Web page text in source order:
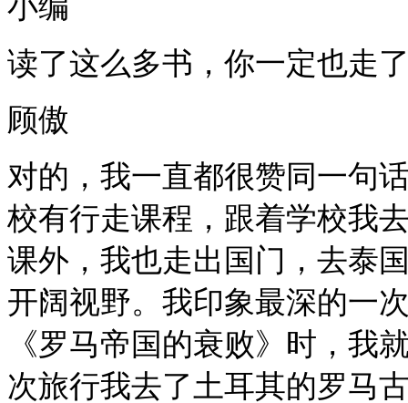
小编
读了这么多书，你一定也走
顾傲
对的，我一直都很赞同一句
校有行走课程，跟着学校我
课外，我也走出国门，去泰
开阔视野。我印象最深的一
《罗马帝国的衰败》时，我
次旅行我去了土耳其的罗马